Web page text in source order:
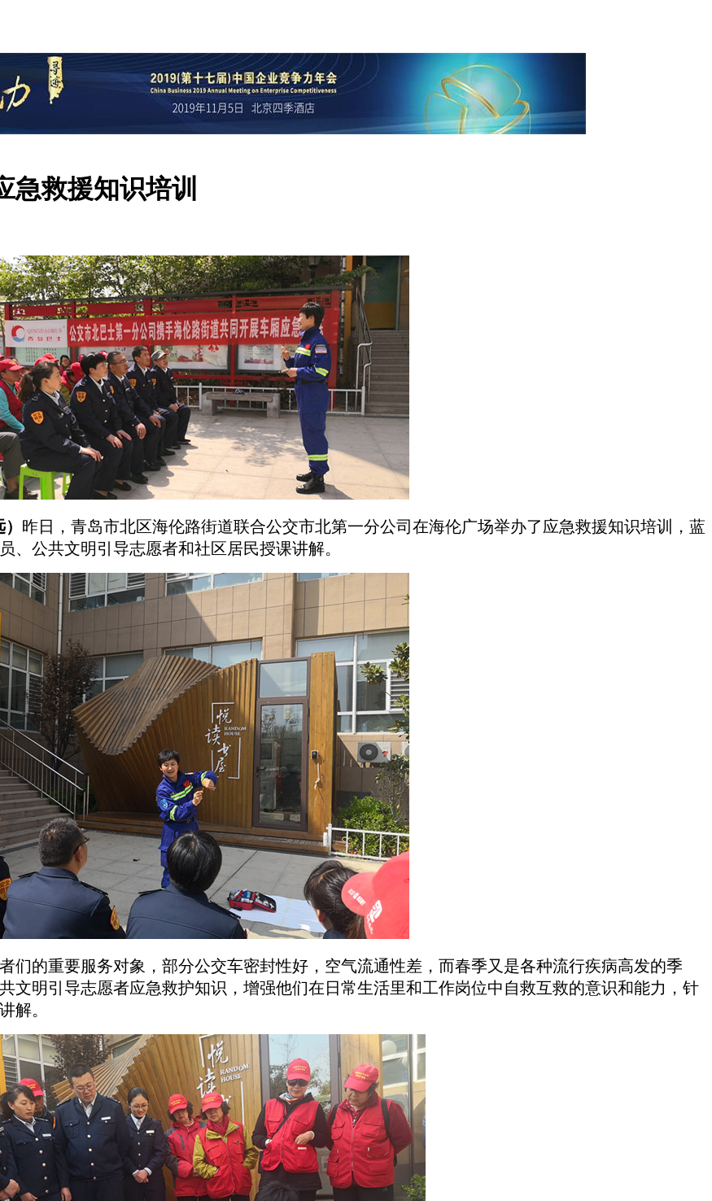
急救援知识培训
） 昨日，青岛市北区海伦路街道联合公交市北第一分公司在海伦广场举办了应急救援知识培训，蓝
、公共文明引导志愿者和社区居民授课讲解。
们的重要服务对象，部分公交车密封性好，空气流通性差，而春季又是各种流行疾病高发的季
文明引导志愿者应急救护知识，增强他们在日常生活里和工作岗位中自救互救的意识和能力，针
解。